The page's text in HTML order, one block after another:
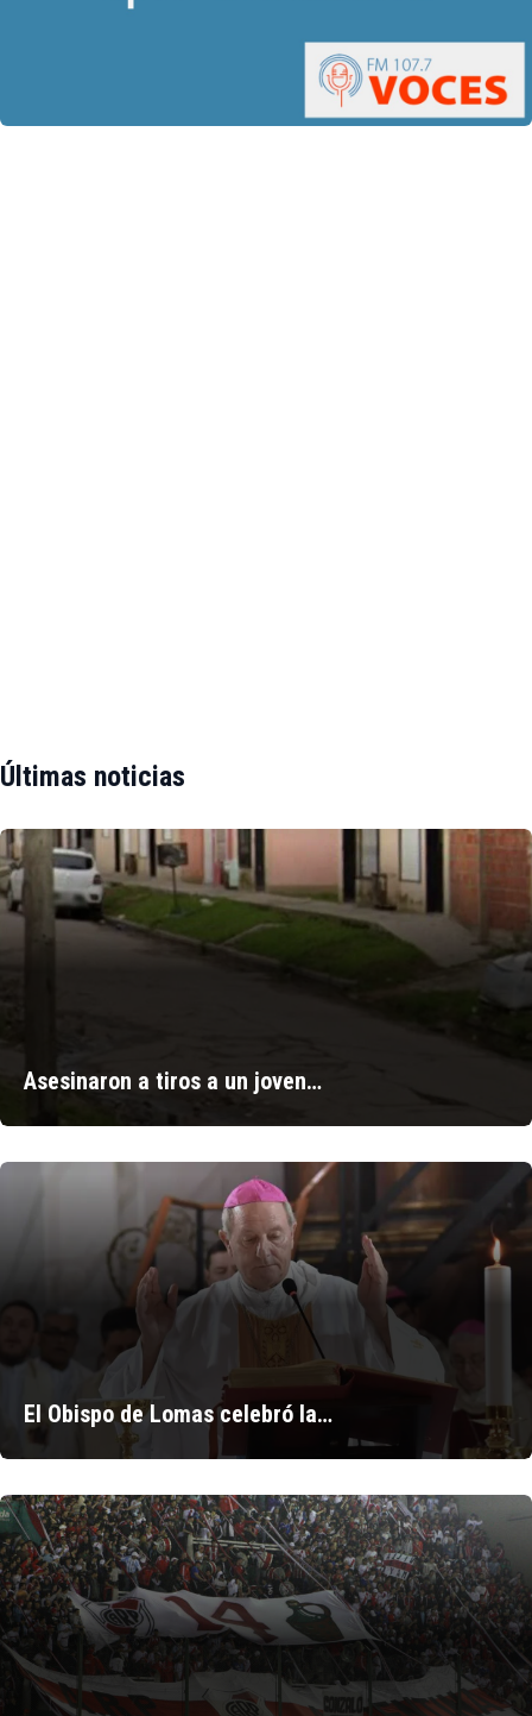
Últimas noticias
Asesinaron a tiros a un joven…
El Obispo de Lomas celebró la…